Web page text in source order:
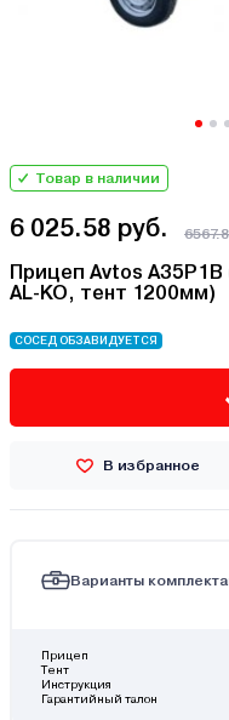
Товар в наличии
6 025.58 руб.
Прицеп Avtos
AL-KO, тент 1200мм)
СОСЕД ОБЗАВИДУЕТСЯ
В избранное
Варианты
Прицеп
Тент
Инструкция
Гарантийный талон